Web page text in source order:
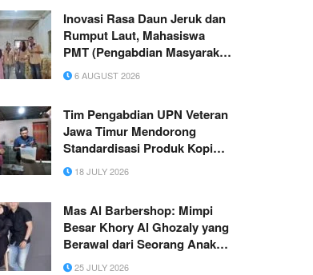
Inovasi Rasa Daun Jeruk dan
Rumput Laut, Mahasiswa
PMT (Pengabdian Masyarakat
Tematik) Kelompok 40 UNITRI
Malang Dorong Daya Saing
Nusantara Putra” di Kota
Batu
6 AUGUST 2026
Tim Pengabdian UPN Veteran
Jawa Timur Mendorong
Standardisasi Produk Kopi
Trenggalek melalui Pendataan
Baseline Petani
18 JULY 2026
Mas Al Barbershop: Mimpi
Besar Khory Al Ghozaly yang
Berawal dari Seorang Anak
Petani
25 JULY 2026